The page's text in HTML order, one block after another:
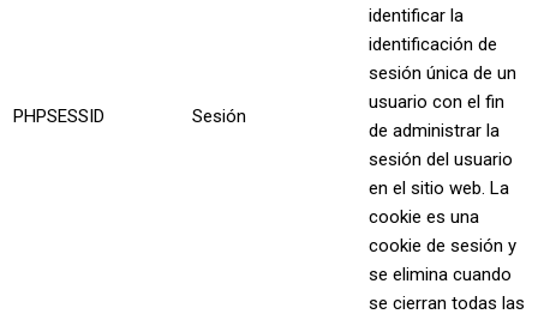
PHPSESSID Sesión
identificar la
identificación de
sesión única de un
usuario con el fin
de administrar la
sesión del usuario
en el sitio web. La
cookie es una
cookie de sesión y
se elimina cuando
se cierran todas las